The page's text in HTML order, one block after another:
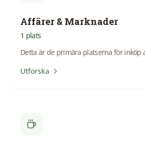
Affärer & Marknader
1 plats
Detta är de primära platserna för inköp
Utforska